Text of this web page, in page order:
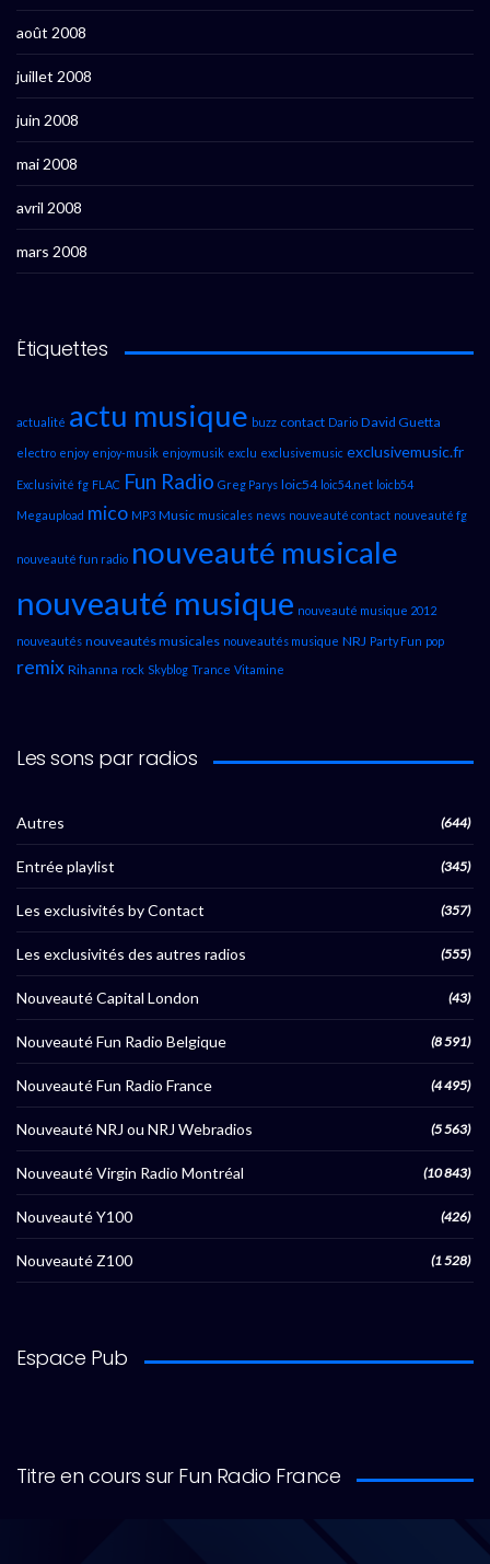
août 2008
juillet 2008
juin 2008
mai 2008
avril 2008
mars 2008
Étiquettes
actualité actu musique buzz contact Dario David Guetta
electro enjoy enjoy-musik enjoymusik exclu exclusivemusic exclusivemusic.fr
Exclusivité fg FLAC Fun Radio Greg Parys loic54 loic54.net loicb54
Megaupload mico MP3 Music musicales news nouveauté contact nouveauté fg
nouveauté fun radio nouveauté musicale
nouveauté musique nouveauté musique 2012
nouveautés nouveautés musicales nouveautés musique NRJ Party Fun pop
remix Rihanna rock Skyblog Trance Vitamine
Les sons par radios
Autres (644)
Entrée playlist (345)
Les exclusivités by Contact (357)
Les exclusivités des autres radios (555)
Nouveauté Capital London (43)
Nouveauté Fun Radio Belgique (8 591)
Nouveauté Fun Radio France (4 495)
Nouveauté NRJ ou NRJ Webradios (5 563)
Nouveauté Virgin Radio Montréal (10 843)
Nouveauté Y100 (426)
Nouveauté Z100 (1 528)
Espace Pub
Titre en cours sur Fun Radio France